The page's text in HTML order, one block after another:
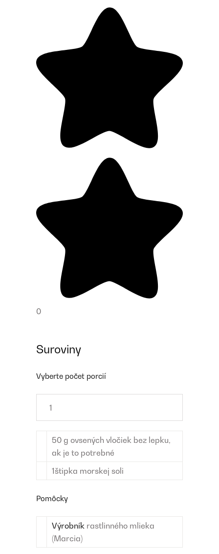
0
Suroviny
Vyberte počet porcií
50 g ovsených vločiek bez lepku,
ak je to potrebné
1štipka morskej soli
Pomôcky
Výrobník rastlinného mlieka
(Marcia)